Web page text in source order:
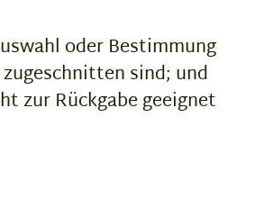
oder Bestimmung
sind; und
zur Rückgabe geeignet